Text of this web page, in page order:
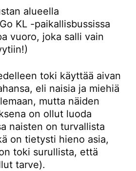
alueella
KL -paikallisbussissa
vuoro, joka salli vain
toki käyttää aivan
eli naisia ja miehiä
mutta näiden
on ollut luoda
naisten on turvallista
on tietysti hieno asia,
toki surullista, että
tarve).